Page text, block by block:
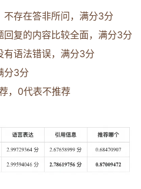
不存在答非所问，满分3分
回复的内容比较全面，满分3分
有语法错误，满分3分
分3分
，0代表不推荐